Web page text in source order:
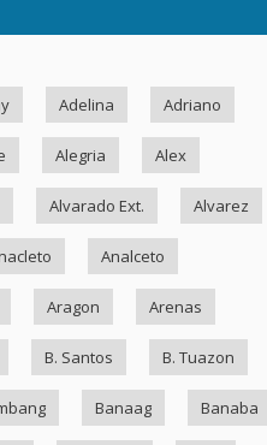
Adelina Adriano
Alegria Alex
Alvarado Ext. Alvarez
Analceto
Aragon Arenas
B. Santos B. Tuazon
Banaag Banaba